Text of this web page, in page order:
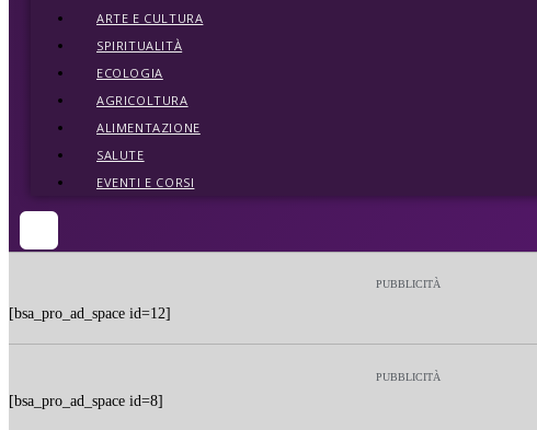
ARTE E CULTURA
SPIRITUALITÀ
ECOLOGIA
AGRICOLTURA
ALIMENTAZIONE
SALUTE
EVENTI E CORSI
PUBBLICITÀ
[bsa_pro_ad_space id=12]
PUBBLICITÀ
[bsa_pro_ad_space id=8]